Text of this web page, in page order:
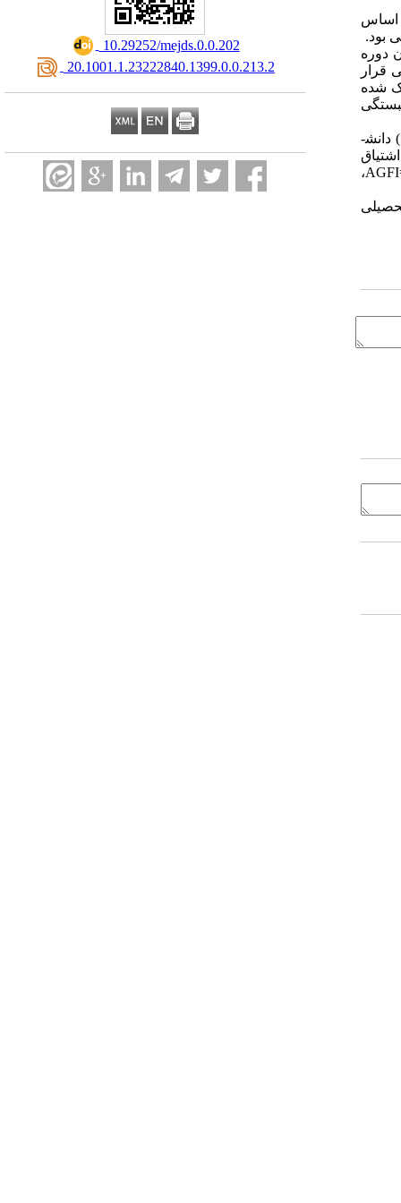
‎ 10.29252/mejds.0.0.202
‎ 20.1001.1.23222840.1399.0.0.213.2
اساس
بود.
دوره
قرار
حمایت اجتماعی ادراک شده
همبستگی
دانش­
،